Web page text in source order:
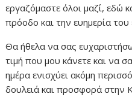
εργαζόμαστε όλοι μαζί, εδώ
πρόοδο και την ευημερία του
Θα ήθελα να σας
τιμή που μου κάνετε και να
ημέρα ενισχύει ακόμη
δουλειά και προσφορά στην